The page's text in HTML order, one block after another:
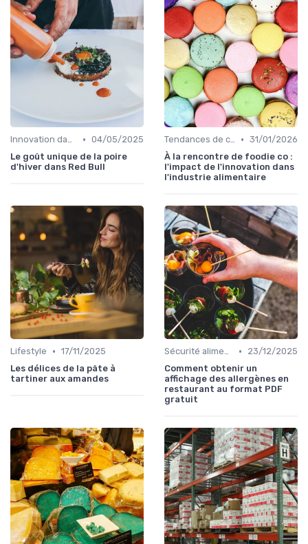
Innovation dans la food • 04/05/2025
Le goût unique de la poire
d'hiver dans Red Bull
Tendances de consommation • 31/01/2026
À la rencontre de foodie co :
l'impact de l'innovation dans
l'industrie alimentaire
Lifestyle • 17/11/2025
Les délices de la pâte à
tartiner aux amandes
Sécurité alimentaire •
23/12/2025
Comment obtenir un
affichage des allergènes en
restaurant au format PDF
gratuit